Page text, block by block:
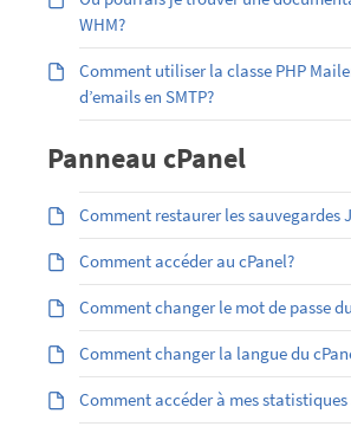
WHM?
Comment utiliser la classe PHP
d’emails en SMTP?
Panneau cPanel
Comment restaurer les sauvegardes
Comment accéder au cPanel?
Comment changer le mot de passe
Comment changer la langue du
Comment accéder à mes statistiques